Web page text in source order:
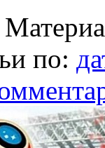
по: